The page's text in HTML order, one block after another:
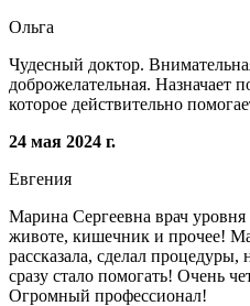
Ольга
Чудесный доктор.
доброжелательная. Назначает
которое действительно
24 мая 2024 г.
Евгения
Марина Сергеевна врач
животе, кишечник и прочее!
рассказала, сделал процедуры,
сразу стало помогать! Очень
Огромный профессионал!